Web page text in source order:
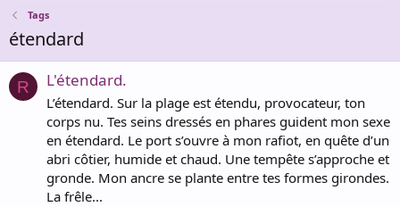
Tags
étendard
R L'étendard.
L’étendard. Sur la plage est étendu, provocateur, ton
corps nu. Tes seins dressés en phares guident mon sexe
en étendard. Le port s’ouvre à mon rafiot, en quête d’un
abri côtier, humide et chaud. Une tempête s’approche et
gronde. Mon ancre se plante entre tes formes girondes.
La frêle...